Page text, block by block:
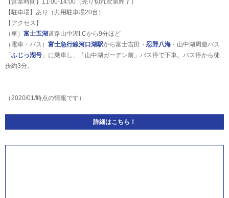
【営業時間】11:00‐14:00（売り切れ次第終了）
【駐車場】あり（共用駐車場20台）
【アクセス】
（車） 富士五湖道路山中湖I.Cから9分ほど
（電車・バス） 富士急行線河口湖駅から富士吉田・ 忍野八海 ・山中湖周遊バス
「 ふじっ湖号 」に乗車し、「山中湖ガーデン前」バス停で下車。バス停から徒
歩約3分。
（2020/01/時点の情報です）
詳細はこちら！